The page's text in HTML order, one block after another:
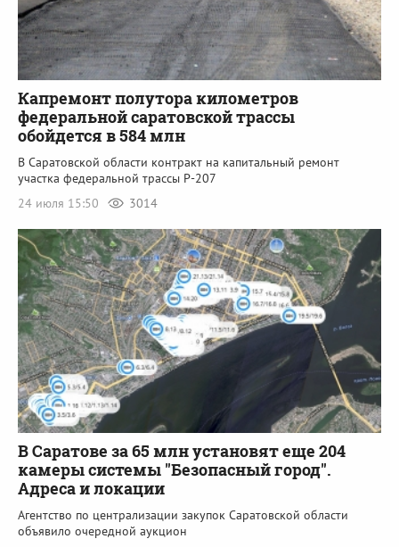
Капремонт полутора километров
федеральной саратовской трассы
обойдется в 584 млн
В Саратовской области контракт на капитальный ремонт
участка федеральной трассы Р-207
24 июля 15:50
3014
В Саратове за 65 млн установят еще 204
камеры системы "Безопасный город".
Адреса и локации
Агентство по централизации закупок Саратовской области
объявило очередной аукцион